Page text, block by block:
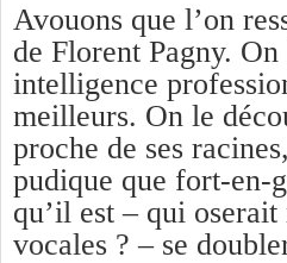
Avouons que l’on
de Florent Pagny.
intelligence
meilleurs. On le
proche de ses
pudique que fort-en-
qu’il est – qui
vocales ? – se